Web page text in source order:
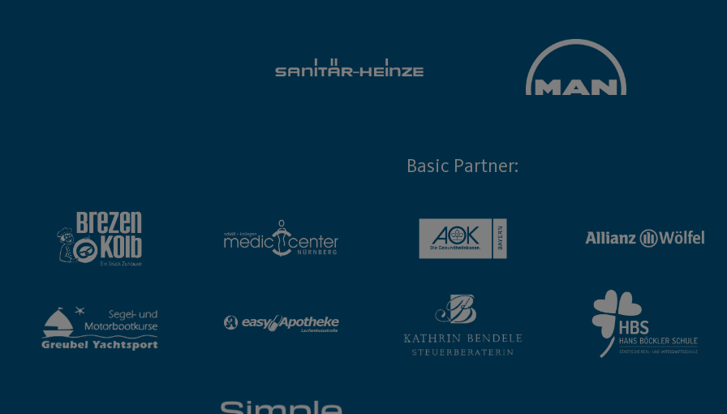
Basic Partner: